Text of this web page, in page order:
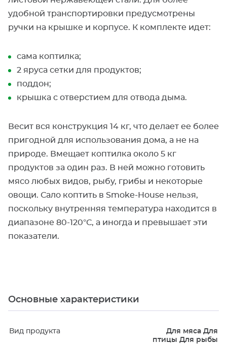
удобной транспортировки предусмотрены
ручки на крышке и корпусе. К комплекте идет:
сама коптилка;
2 яруса сетки для продуктов;
поддон;
крышка с отверстием для отвода дыма.
Весит вся конструкция 14 кг, что делает ее более
пригодной для использования дома, а не на
природе. Вмещает коптилка около 5 кг
продуктов за один раз. В ней можно готовить
мясо любых видов, рыбу, грибы и некоторые
овощи. Сало коптить в Smoke-House нельзя,
поскольку внутренняя температура находится в
диапазоне 80-120°С, а иногда и превышает эти
показатели.
Основные характеристики
Вид продукта
Для мяса Для
птицы Для рыбы